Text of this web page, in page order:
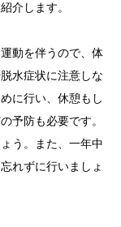
介します。
動を伴うので、体
水症状に注意しな
に行い、休憩もし
予防も必要です。
う。また、一年中
れずに行いましょ